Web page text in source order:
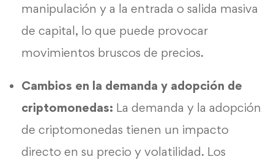
manipulación y a la entrada o salida masiva
de capital, lo que puede provocar
movimientos bruscos de precios.
Cambios en la demanda y adopción de
criptomonedas: La demanda y la adopción
de criptomonedas tienen un impacto
directo en su precio y volatilidad. Los